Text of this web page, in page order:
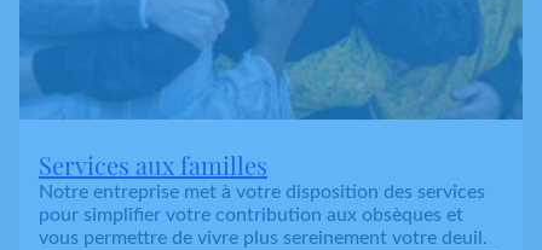
Services aux familles
Notre entreprise met à votre disposition des services
pour simplifier votre contribution aux obsèques et
vous permettre de vivre plus sereinement votre deuil.